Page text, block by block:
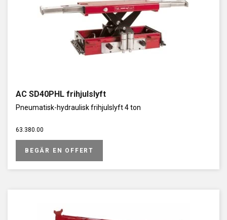
AC SD40PHL frihjulslyft
Pneumatisk-hydraulisk frihjulslyft 4 ton
63.380.00
BEGÄR EN OFFERT